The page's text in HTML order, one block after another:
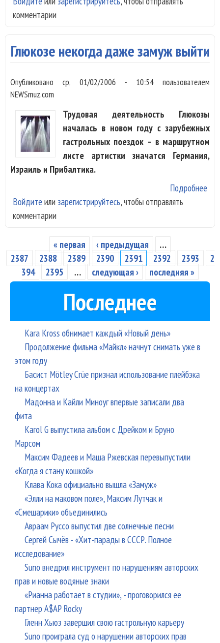
комментарии
Глюкозе некогда даже замуж выйти
Опубликованоср, 01/02/2006 - 10:54пользователем
NEWSmuz.com
Трудовая деятельность Глюкозы
началась в новом году с зарубежных
гастрольных поездок – в маршрутном
листе артистки значатся Германия,
Израиль и Прибалтика.
Подробнее
Войдите или зарегистрируйтесь, чтобы отправлять
комментарии
Страницы
« первая ‹ предыдущая
…
2387
2388 2389 2390 2391 2392 2393
2
394
2395 … следующая › последняя »
Последнее
Kara Kross обнимает каждый «Новый день»
Продолжение фильма «Майкл» начнут снимать уже в
этом году
Басист Mötley Crüe признал использование плейбэка
на концертах
Мадонна и Кайли Миноуг впервые записали два
фита
Karol G выпустила альбом с Дрейком и Бруно
Марсом
Максим Фадеев и Маша Ржевская перевыпустили
«Когда я стану кошкой»
Клава Кока официально вышла «Замуж»
«Элли на маковом поле», Максим Лутчак и
«Смешарики» объединились
Авраам Руссо выпустил две солнечные песни
Сергей Сычёв - «Хит-парады в СССР. Полное
исследование»
Suno внедрил инструмент по нарушениям авторских
прав и новые водяные знаки
«Рианна работает в студии», - проговорился ее
партнер A$AP Rocky
Гленн Хьюз завершил свою гастрольную карьеру
Suno проиграла суд о нарушении авторских прав